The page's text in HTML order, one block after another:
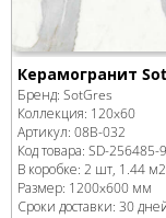
Керамогранит
Бренд: SotGres
Коллекция: 120x60
Артикул: 08B-032
Код товара: SD-256485-
В коробке: 2 шт, 1.44 м2
Размер: 1200x600 мм
Сроки доставки: 30